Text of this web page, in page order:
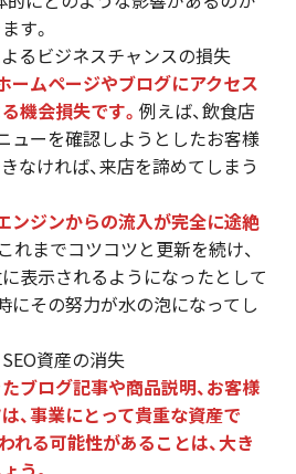
す。
るビジネスチャンスの損失
ームページやブログにアクセス
機会損失です。例えば、飲食店
ューを確認しようとしたお客様
なければ、来店を諦めてしまう
ンジンからの流入が完全に途絶
れまでコツコツと更新を続け、
表示されるようになったとして
にその努力が水の泡になってし
資産の消失
ブログ記事や商品説明、お客様
、事業にとって貴重な資産で
れる可能性があることは、大き